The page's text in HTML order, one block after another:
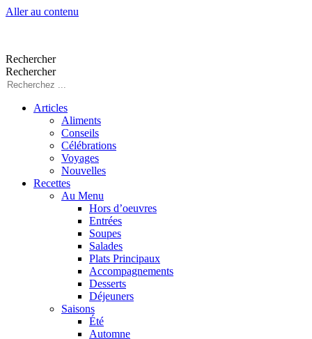
Aller au contenu
Rechercher
Rechercher
Articles
Aliments
Conseils
Célébrations
Voyages
Nouvelles
Recettes
Au Menu
Hors d’oeuvres
Entrées
Soupes
Salades
Plats Principaux
Accompagnements
Desserts
Déjeuners
Saisons
Été
Automne